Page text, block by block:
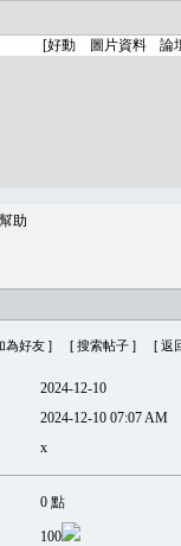
幫助
為好友 ] [ 搜索帖子 ] [ 返
2024-12-10
2024-12-10 07:07 AM
x
0 點
100